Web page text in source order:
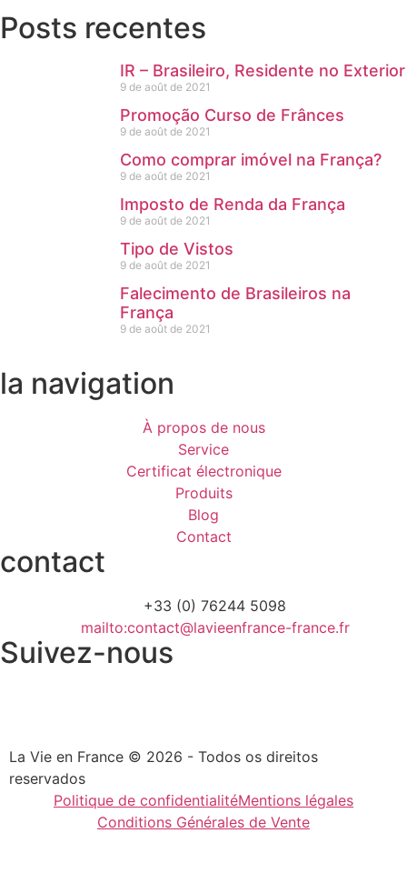
Posts recentes
IR – Brasileiro, Residente no Exterior
9 de août de 2021
Promoção Curso de Frânces
9 de août de 2021
Como comprar imóvel na França?
9 de août de 2021
Imposto de Renda da França
9 de août de 2021
Tipo de Vistos
9 de août de 2021
Falecimento de Brasileiros na
França
9 de août de 2021
la navigation
À propos de nous
Service
Certificat électronique
Produits
Blog
Contact
contact
+33 (0) 76244 5098
mailto:contact@lavieenfrance-france.fr
Suivez-nous
La Vie en France © 2026 - Todos os direitos
reservados
Politique de confidentialitéMentions légales
Conditions Générales de Vente